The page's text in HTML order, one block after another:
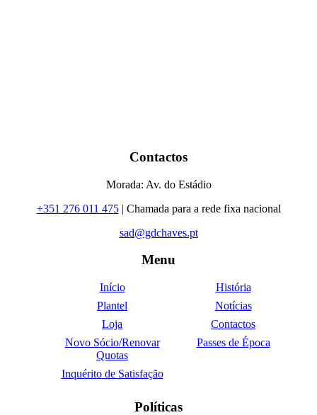
Contactos
Morada: Av. do Estádio
+351 276 011 475| Chamada para a rede fixa nacional
sad@gdchaves.pt
Menu
Início
História
Plantel
Notícias
Loja
Contactos
Novo Sócio/Renovar
Quotas
Passes de Época
Inquérito de Satisfação
Políticas